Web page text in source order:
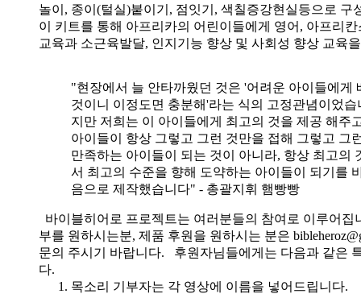
놀이, 종이(털실)붙이기, 점잇기, 색칠증강현실등으로 구
이 키트를 통해 아프리카의 어린이들에게 영어, 아프리
교육과 소근육발달, 인지기능 향상 및 사회성 향상 교육
"현장에서 늘 안타까웠던 것은 '어려운 아이들에게
것이니 이정도면 충분해'라는 식의 고정관념이었습
지만 저희는 이 아이들에게 최고의 것을 제공 해주
아이들이 항상 그렇고 그런 것만을 접해 그렇고 그
만족하는 아이들이 되는 것이 아니라, 항상 최고의
서 최고의 수준을 향해 도약하는 아이들이 되기를
음으로 제작했습니다" - 총괄지휘 햄빵빵
바이블히어로 프로젝트는 여러분들의 참여로 이루어집
부를 원하시는분, 제품 후원을 원하시는 분은
문의 주시기 바랍니다. 후원자님들에게는 다음과 같은
다.
목소리 기부자는 각 영상에 이름을 넣어드립니다.